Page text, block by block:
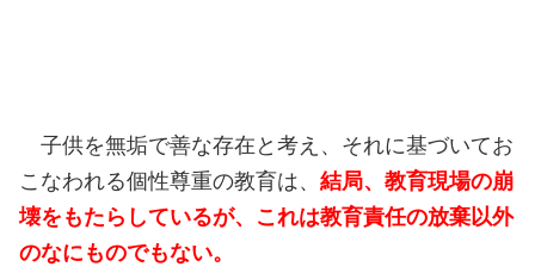
子供を無垢で善な存在と考え、それに基づいてお
こなわれる個性尊重の教育は、 結局、教育現場の崩
壊をもたらしているが、これは教育責任の放棄以外
のなにものでもない。